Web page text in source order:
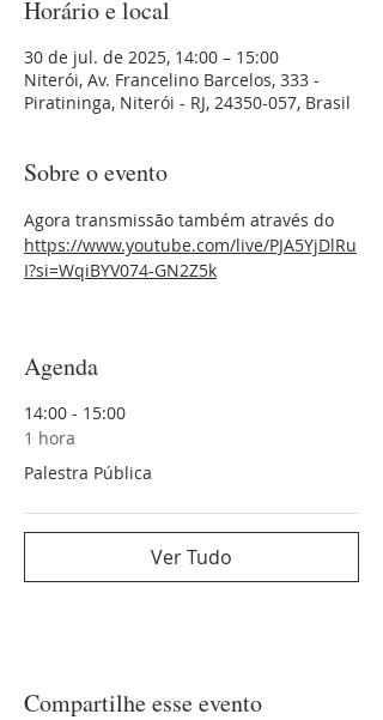
Horário e local
30 de jul. de 2025, 14:00 – 15:00
Niterói, Av. Francelino Barcelos, 333 -
Piratininga, Niterói - RJ, 24350-057, Brasil
Sobre o evento
Agora transmissão também através do
https://www.youtube.com/live/PJA5YjDlRu
I?si=WqiBYV074-GN2Z5k
Agenda
14:00 - 15:00
1 hora
Palestra Pública
Ver Tudo
Compartilhe esse evento